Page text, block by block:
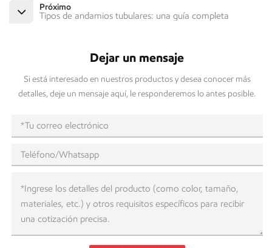
Próximo
Tipos de andamios tubulares: una guía completa
Dejar un mensaje
Si está interesado en nuestros productos y desea conocer más
detalles, deje un mensaje aquí, le responderemos lo antes posible.